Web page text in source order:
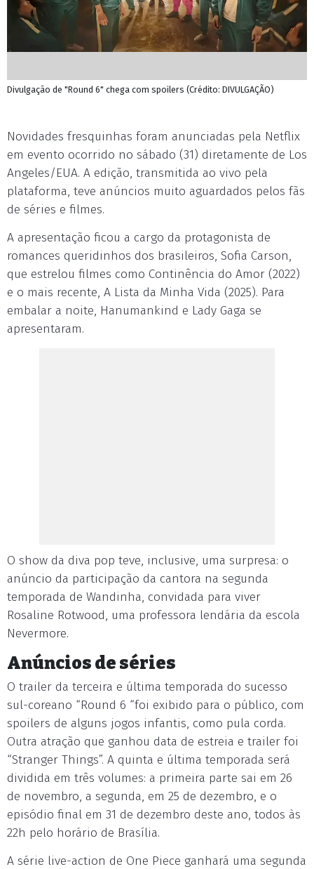
Divulgação de "Round 6" chega com spoilers (Crédito: DIVULGAÇÃO)
Novidades fresquinhas foram anunciadas pela Netflix
em evento ocorrido no sábado (31) diretamente de Los
Angeles/EUA. A edição, transmitida ao vivo pela
plataforma, teve anúncios muito aguardados pelos fãs
de séries e filmes.
A apresentação ficou a cargo da protagonista de
romances queridinhos dos brasileiros, Sofia Carson,
que estrelou filmes como Continência do Amor (2022)
e o mais recente, A Lista da Minha Vida (2025). Para
embalar a noite, Hanumankind e Lady Gaga se
apresentaram.
O show da diva pop teve, inclusive, uma surpresa: o
anúncio da participação da cantora na segunda
temporada de Wandinha, convidada para viver
Rosaline Rotwood, uma professora lendária da escola
Nevermore.
Anúncios de séries
O trailer da terceira e última temporada do sucesso
sul-coreano “Round 6 “foi exibido para o público, com
spoilers de alguns jogos infantis, como pula corda.
Outra atração que ganhou data de estreia e trailer foi
“Stranger Things”. A quinta e última temporada será
dividida em três volumes: a primeira parte sai em 26
de novembro, a segunda, em 25 de dezembro, e o
episódio final em 31 de dezembro deste ano, todos às
22h pelo horário de Brasília.
A série live-action de One Piece ganhará uma segunda